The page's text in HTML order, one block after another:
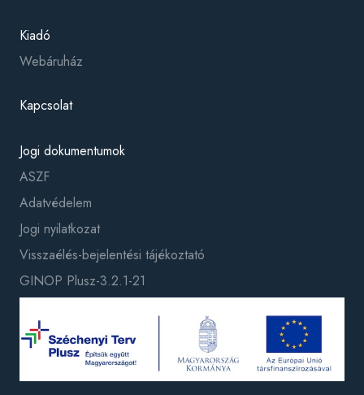
Kiadó
Webáruház
Kapcsolat
Jogi dokumentumok
ASZF
Adatvédelem
Jogi nyilatkozat
Visszaélés-bejelentési tájékoztató
GINOP Plusz-3.2.1-21